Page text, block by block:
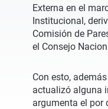
Externa en el
Institucional,
Comisión de
el Consejo
Con esto,
actualizó alguna
argumenta el por